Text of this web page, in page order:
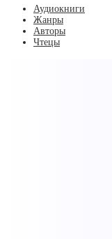
Аудиокниги
Жанры
Авторы
Чтецы